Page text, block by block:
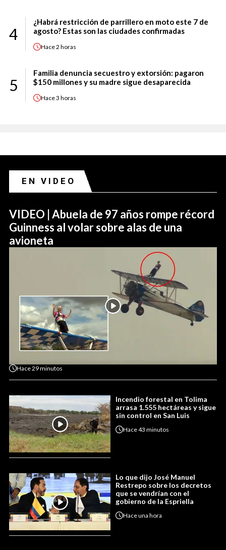
4
¿Habrá restricción de parrillero en moto este 7 de
agosto? Estas son las ciudades confirmadas
Hace2 horas
5
Familia denuncia secuestro y extorsión: pagaron
$150 millones y su madre sigue desaparecida
Hace3 horas
EN VIDEO
VIDEO | Abuela de 97 años rompe récord
Guinness al volar sobre alas de una
avioneta
Hace29 minutos
Incendio forestal en Tolima
arrasa 1.555 hectáreas y sigue
sin control en San Luis
Hace43 minutos
Lo que dijo José Manuel
Restrepo sobre los decretos
que se vendrían con el
gobierno de la Espriella
Haceuna hora